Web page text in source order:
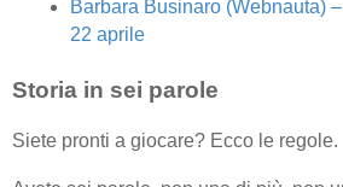
Barbara Businaro (Webnauta)–
22 aprile
Storia in sei parole
Siete pronti a giocare? Ecco le regole.